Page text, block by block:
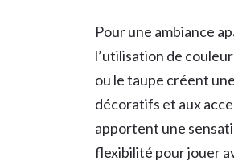
Pour une ambiance
l’utilisation de
ou le taupe créent
décoratifs et aux
apportent une
flexibilité pour jouer